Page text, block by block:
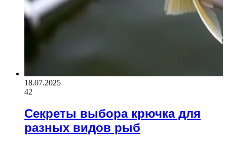
18.07.2025
42
Секреты выбора крючка для
разных видов рыб